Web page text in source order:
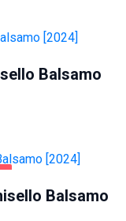
Balsamo
Balsamo